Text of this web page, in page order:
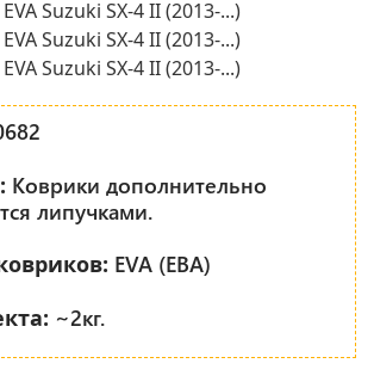
Коврики дополнительно
липучками.
EVA (ЕВА)
~2кг.